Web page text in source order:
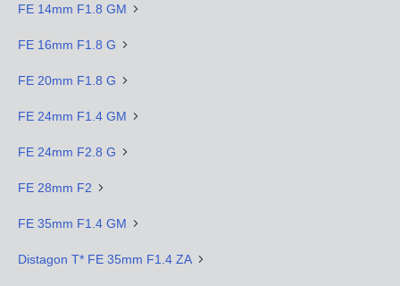
FE 14mm F1.8 GM
FE 16mm F1.8 G
FE 20mm F1.8 G
FE 24mm F1.4 GM
FE 24mm F2.8 G
FE 28mm F2
FE 35mm F1.4 GM
Distagon T* FE 35mm F1.4 ZA